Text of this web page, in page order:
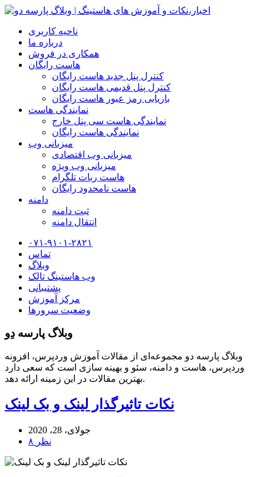
ناحیه کاربری
درباره ما
همکاری در فروش
هاست رایگان
کنترل پنل جدید هاست رایگان
کنترل پنل قدیمی هاست رایگان
بازیابی رمز عبور هاست رایگان
نمایندگی هاست
نمایندگی هاست سی پنل خارج
نمایندگی هاست رایگان
میزبانی وب
میزبانی وب اقتصادی
میزبانی وب ویژه
هاست ربات تلگرام
هاست نامحدود رایگان
دامنه
ثبت دامنه
انتقال دامنه
۰۷۱-۹۱۰۱-۲۸۲۱
تماس
وبلاگ
وب هاستینگ تالک
پشتیبانی
مرکز آموزش
وضعیت سرورها
وبلاگ پارسه دِو
وبلاگ پارسه دو مجموعه‌ای از مقالات آموزش وردپرس، افزونه
وردپرس، هاست و دامنه، سئو و بهینه سازی است که سعی دارد
بهترین مقالات در این زمینه ارائه دهد.
نکات تاثیرگذار لینک و بک لینک
جولای، 28، 2020
۸ نظر